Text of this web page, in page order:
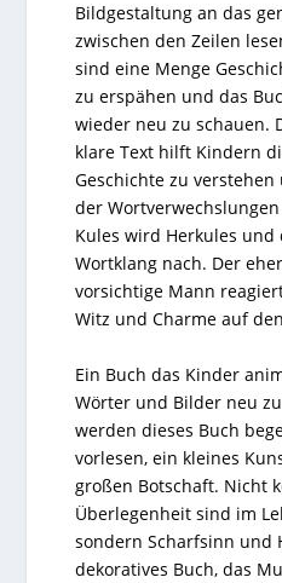
Bildgestaltung an das
zwischen den Zeilen
sind eine Menge
zu erspähen und das
wieder neu zu schauen.
klare Text hilft Kindern
Geschichte zu
der
Kules wird Herkules
Wortklang nach. Der
vorsichtige Mann
Witz und Charme auf
Ein Buch das Kinder
Wörter und Bilder neu
werden dieses Buch
vorlesen, ein kleines
großen Botschaft. Nicht
Überlegenheit sind im
sondern Scharfsinn und
dekoratives Buch, das